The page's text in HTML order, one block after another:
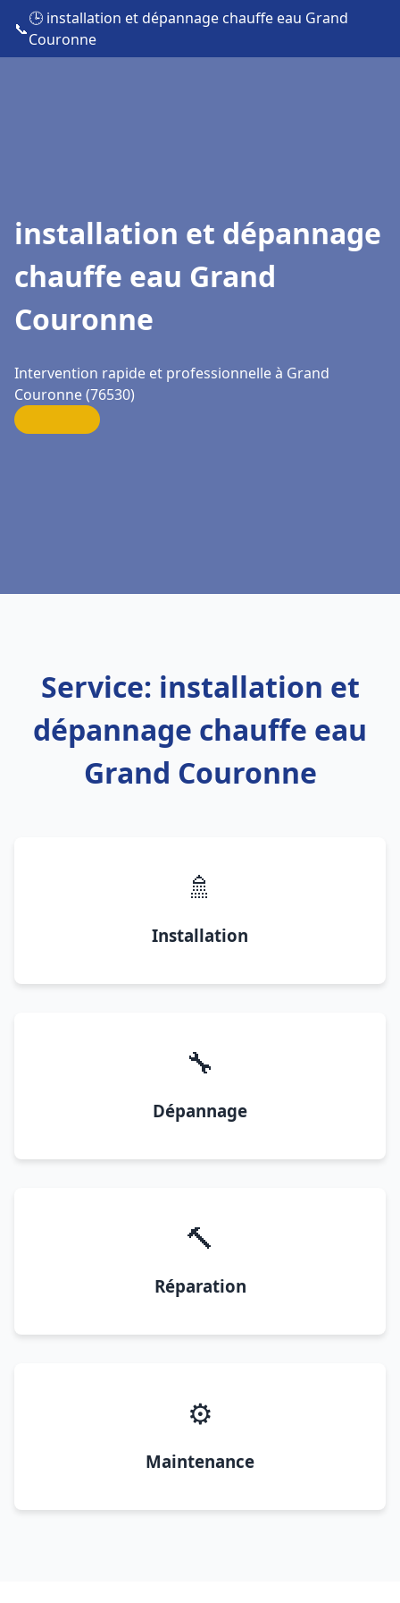
📞
🕒 installation et dépannage chauffe eau Grand
Couronne
installation et dépannage
chauffe eau Grand
Couronne
Intervention rapide et professionnelle à Grand
Couronne (76530)
Service: installation et
dépannage chauffe eau
Grand Couronne
🚿
Installation
🔧
Dépannage
🔨
Réparation
⚙️
Maintenance